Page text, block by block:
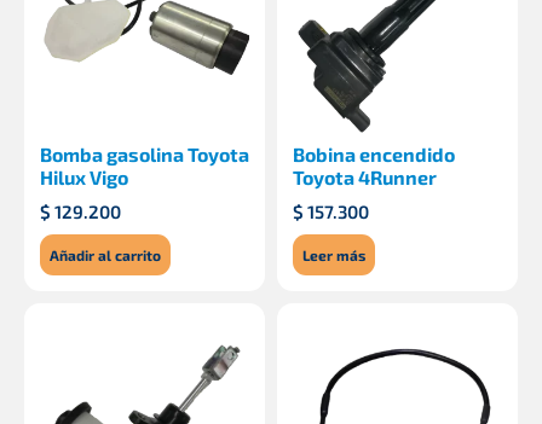
Bomba gasolina Toyota
Hilux Vigo
$ 129.200
Añadir al carrito
Bobina encendido
Toyota 4Runner
$ 157.300
Leer más